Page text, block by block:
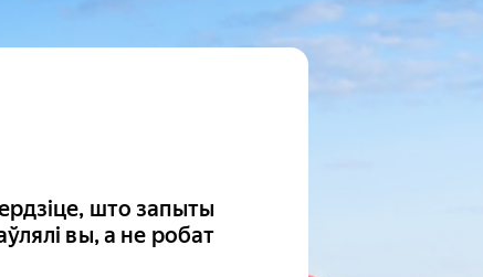
што запыты
вы, а не робат